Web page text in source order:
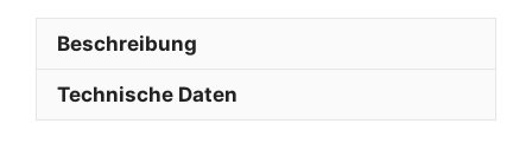
Beschreibung
Technische Daten